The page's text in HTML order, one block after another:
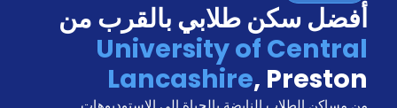
حجز
السكن
من
نحن؟
المدونة
أفضل سكن طلابي بالقرب من
University of Central
Lancashire, Preston